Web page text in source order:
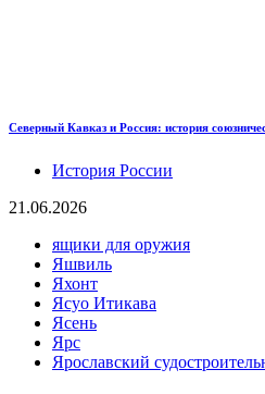
Северный Кавказ и Россия: история
История России
21.06.2026
ящики для оружия
Яшвиль
Яхонт
Ясуо Итикава
Ясень
Ярс
Ярославский